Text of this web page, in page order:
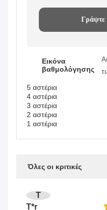
Γράψτε
Εικόνα
βαθμολόγησης
5 αστέρια
4 αστέρια
3 αστέρια
2 αστέρια
1 αστέρια
Όλες οι κριτικές
T
T*r